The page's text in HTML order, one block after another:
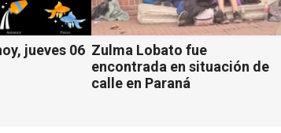
jueves 06 Zulma Lobato fue
encontrada en situación de
calle en Paraná